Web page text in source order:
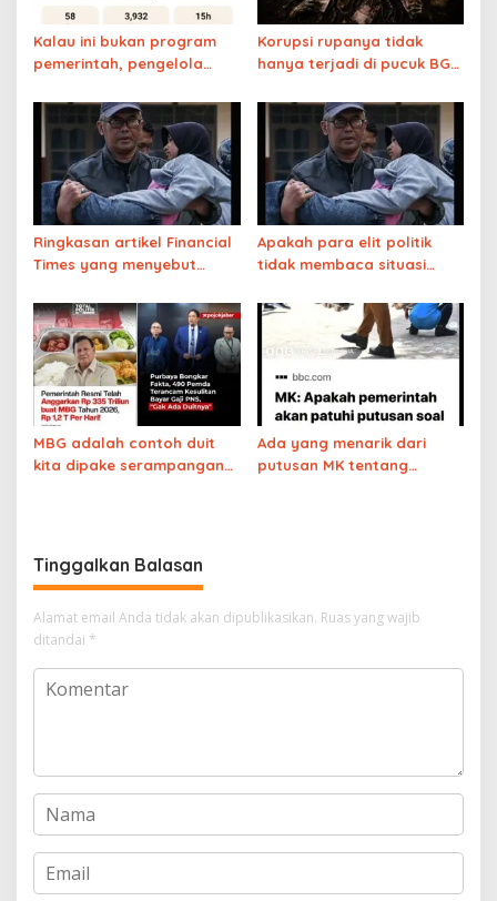
Kalau ini bukan program
pemerintah, pengelola
Korupsi rupanya tidak
hanya terjadi di pucuk BGN
Ringkasan artikel Financial
Times yang menyebut
Apakah para elit politik
tidak membaca situasi
MBG adalah contoh duit
kita dipake serampangan
Ada yang menarik dari
putusan MK tentang
Tinggalkan Balasan
Alamat email Anda tidak akan dipublikasikan. Ruas yang wajib
ditandai *